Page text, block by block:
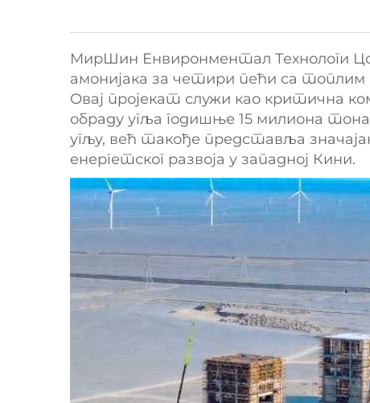
МирШин Енвиронментал Технологи
амонијака за четири пећи са топлим
Овај пројекат служи као критична
обраду угља годишње 15 милиона
угљу, већ такође представља
енергетског развоја у западној Кини.